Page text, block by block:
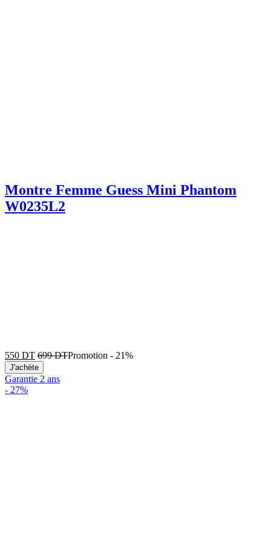
Montre Femme Guess Mini Phantom
W0235L2
550 DT 699DTPromotion - 21%
J'achète
Garantie 2 ans
- 27%